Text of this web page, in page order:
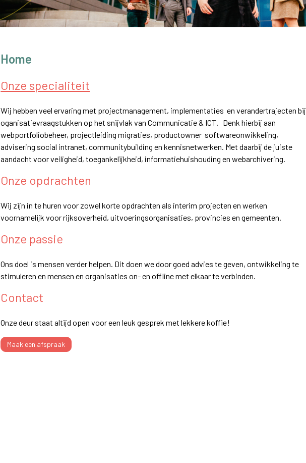
Home
Onze specialiteit
Wij hebben veel ervaring met projectmanagement, implementaties en verandertrajecten bij
oganisatievraagstukken op het snijvlak van Communicatie & ICT. Denk hierbij aan
webportfoliobeheer, projectleiding migraties, productowner softwareonwikkeling,
advisering social intranet, communitybuilding en kennisnetwerken. Met daarbij de juiste
aandacht voor veiligheid, toegankelijkheid, informatiehuishouding en webarchivering.
Onze opdrachten
Wij zijn in te huren voor zowel korte opdrachten als interim projecten en werken
voornamelijk voor rijksoverheid, uitvoeringsorganisaties, provincies en gemeenten.
Onze passie
Ons doel is mensen verder helpen. Dit doen we door goed advies te geven, ontwikkeling te
stimuleren en mensen en organisaties on- en offline met elkaar te verbinden.
Contact
Onze deur staat altijd open voor een leuk gesprek met lekkere koffie!
maak een afspraak